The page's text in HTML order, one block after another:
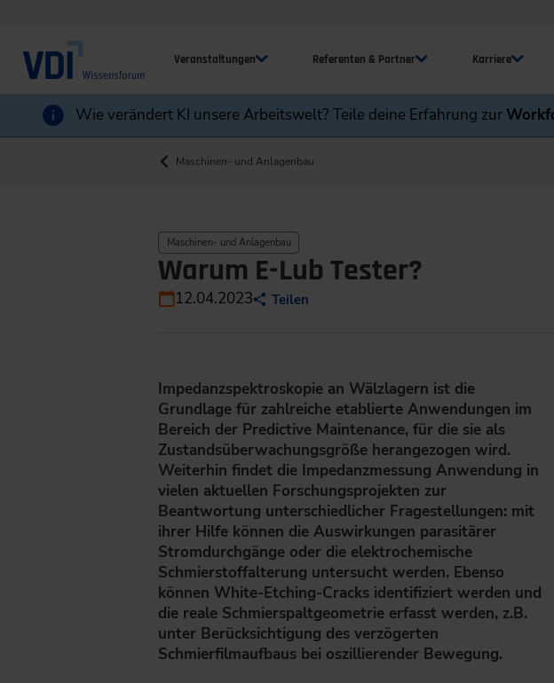
Veranstaltungen Referenten & Partner Karriere
Wie verändert KI unsere Arbeitswelt? Teile deine Erfahrung zur
Maschinen- und Anlagenbau
Maschinen- und Anlagenbau
Warum E-Lub Tester?
12.04.2023 Teilen
Impedanzspektroskopie an Wälzlagern ist die
Grundlage für zahlreiche etablierte Anwendungen im
Bereich der Predictive Maintenance, für die sie als
Zustandsüberwachungsgröße herangezogen wird.
Weiterhin findet die Impedanzmessung Anwendung in
vielen aktuellen Forschungsprojekten zur
Beantwortung unterschiedlicher Fragestellungen: mit
ihrer Hilfe können die Auswirkungen parasitärer
Stromdurchgänge oder die elektrochemische
Schmierstoffalterung untersucht werden. Ebenso
können White-Etching-Cracks identifiziert werden und
die reale Schmierspaltgeometrie erfasst werden, z.B.
unter Berücksichtigung des verzögerten
Schmierfilmaufbaus bei oszillierender Bewegung.